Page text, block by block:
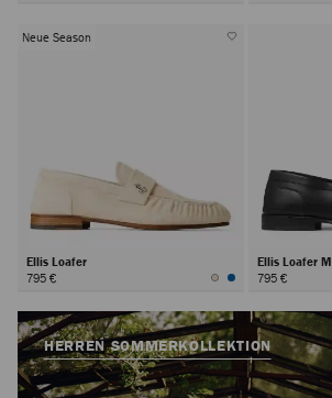
Neue Season
Ellis Loafer
795 €
Ellis Loafer M
795 €
HERREN SOMMERKOLLEKTION